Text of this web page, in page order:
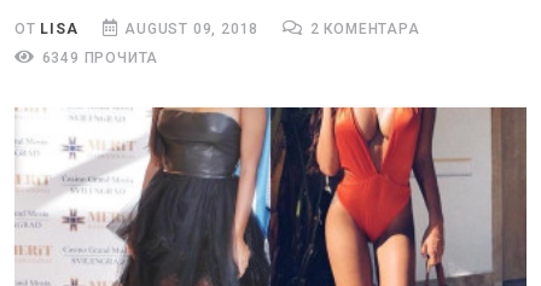
ОТ LISA AUGUST 09, 2018
2 КОМЕНТАРА
6349 ПРОЧИТА